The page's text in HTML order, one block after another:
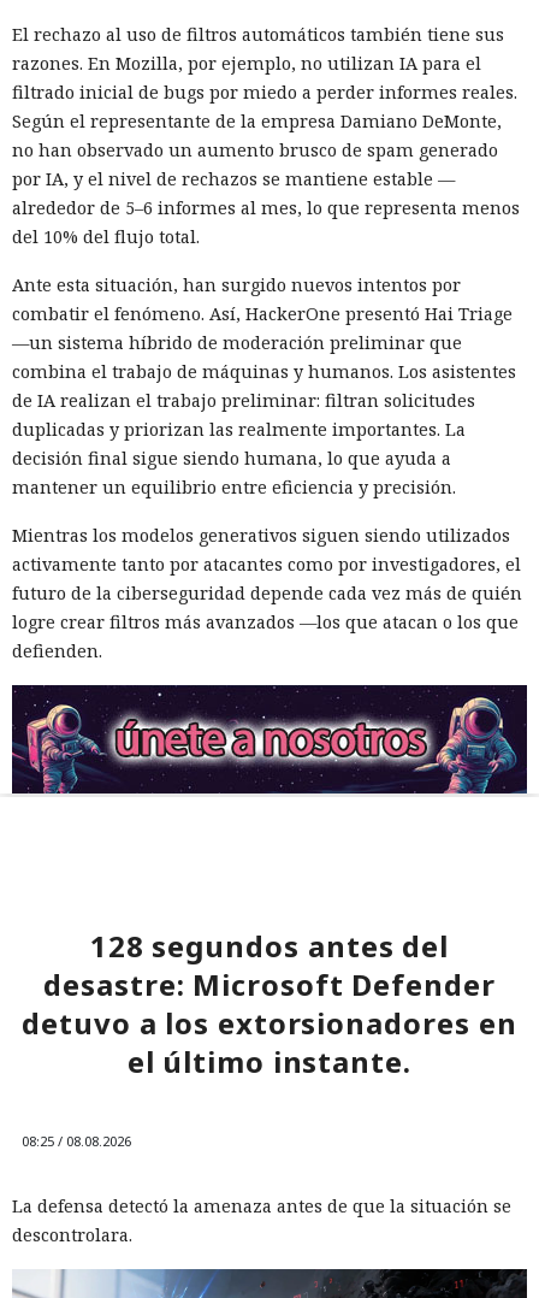
El rechazo al uso de filtros automáticos también tiene sus
razones. En Mozilla, por ejemplo, no utilizan IA para el
filtrado inicial de bugs por miedo a perder informes reales.
Según el representante de la empresa Damiano DeMonte,
no han observado un aumento brusco de spam generado
por IA, y el nivel de rechazos se mantiene estable —
alrededor de 5–6 informes al mes, lo que representa menos
del 10% del flujo total.
Ante esta situación, han surgido nuevos intentos por
combatir el fenómeno. Así, HackerOne presentó Hai Triage
—un sistema híbrido de moderación preliminar que
combina el trabajo de máquinas y humanos. Los asistentes
de IA realizan el trabajo preliminar: filtran solicitudes
duplicadas y priorizan las realmente importantes. La
decisión final sigue siendo humana, lo que ayuda a
mantener un equilibrio entre eficiencia y precisión.
Mientras los modelos generativos siguen siendo utilizados
activamente tanto por atacantes como por investigadores, el
futuro de la ciberseguridad depende cada vez más de quién
logre crear filtros más avanzados —los que atacan o los que
defienden.
128 segundos antes del
desastre: Microsoft Defender
detuvo a los extorsionadores en
el último instante.
08:25 / 08.08.2026
La defensa detectó la amenaza antes de que la situación se
descontrolara.